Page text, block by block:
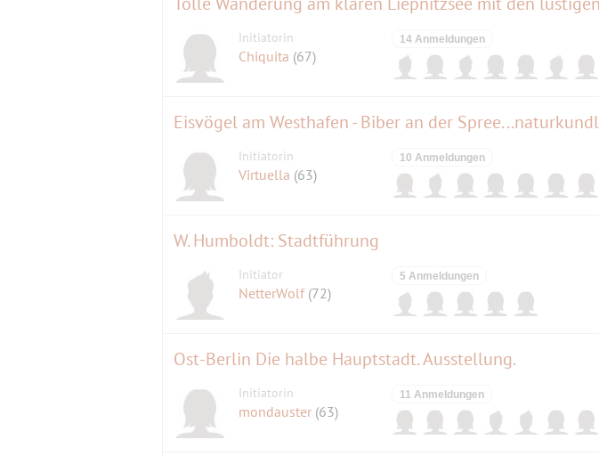
Initiatorin
Chiquita (67)
14 Anmeldungen
Eisvögel am Westhafen - Biber an der
Initiatorin
Virtuella (63)
10 Anmeldungen
W. Humboldt: Stadtführung
Initiator
NetterWolf (72)
5 Anmeldungen
Ost-Berlin Die halbe Hauptstadt. Ausstellung.
Initiatorin
mondauster (63)
11 Anmeldungen